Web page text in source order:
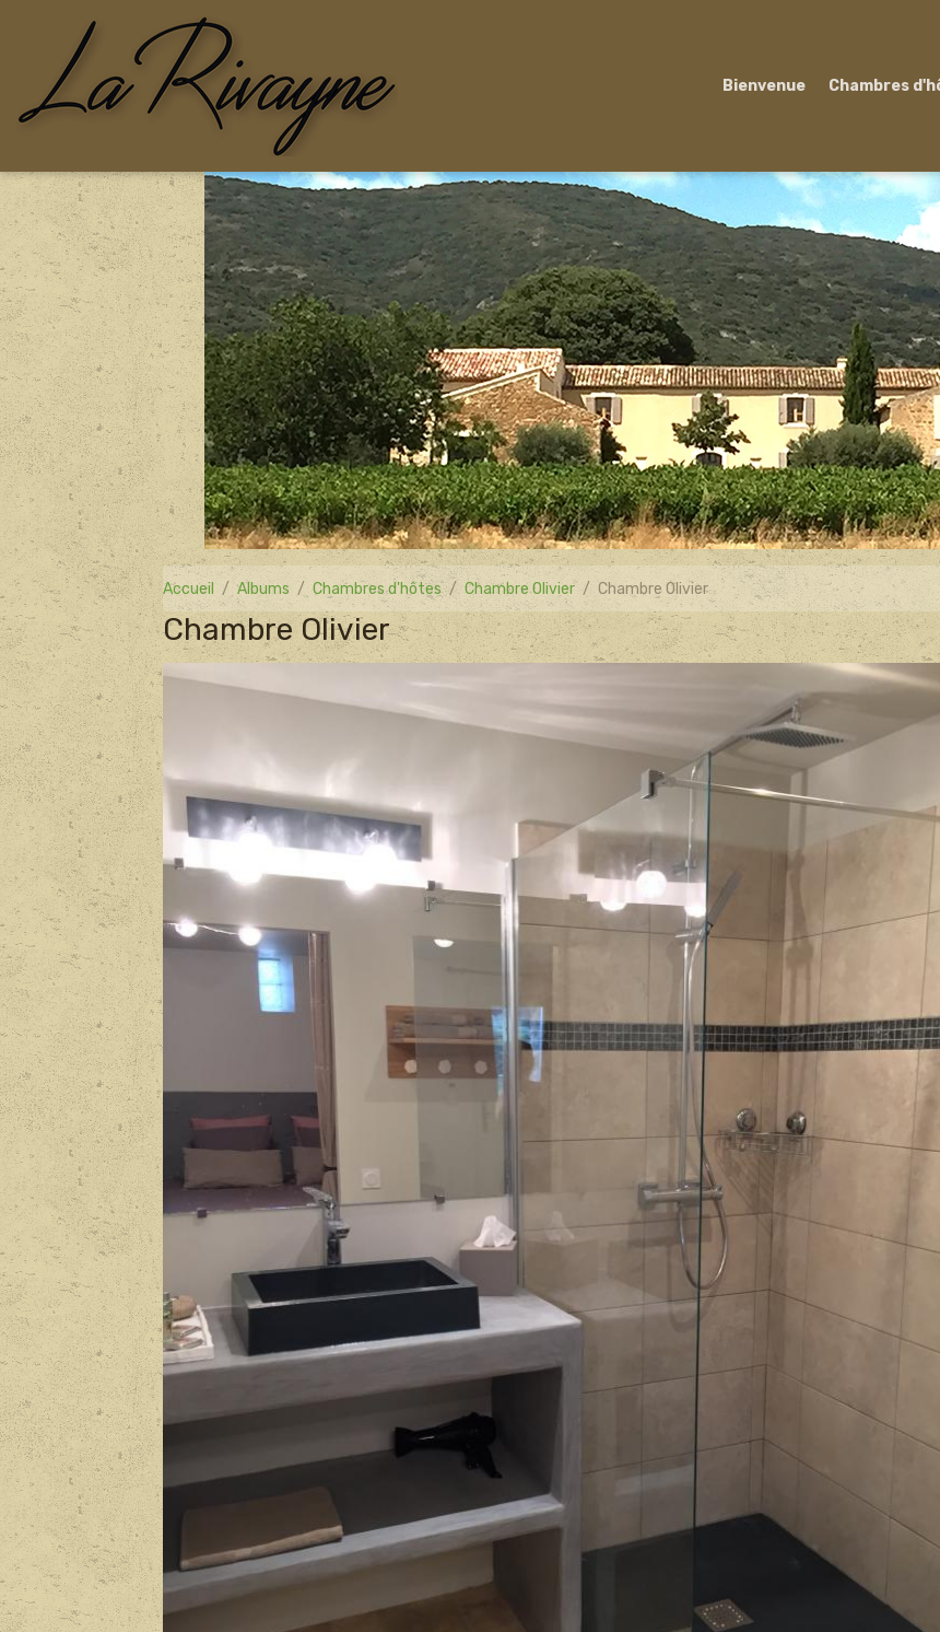
Bienvenue Chambres
Accueil Albums Chambres d'hôtes Chambre Olivier Chambre Olivier
Chambre Olivier